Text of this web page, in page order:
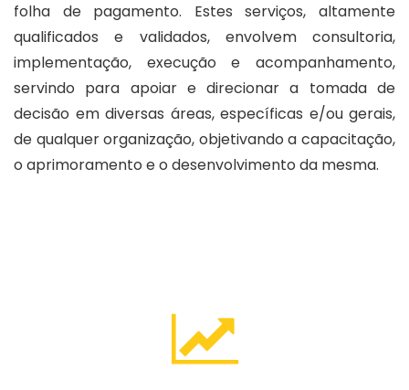
folha de pagamento. Estes serviços, altamente
qualificados e validados, envolvem consultoria,
implementação, execução e acompanhamento,
servindo para apoiar e direcionar a tomada de
decisão em diversas áreas, específicas e/ou gerais,
de qualquer organização, objetivando a capacitação,
o aprimoramento e o desenvolvimento da mesma.